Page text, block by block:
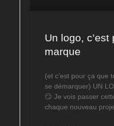
Un logo, c’est
marque
(et c’est pour ça que
se démarquer) UN
😏 Je vois passer
chaque nouveau